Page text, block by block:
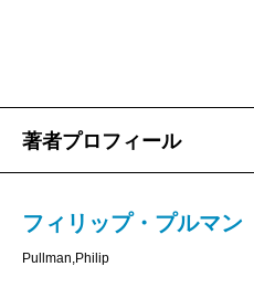
個人とそのダイモンの結
れるだけでひどい苦痛を伴
各地から子どもたちをさら
ながりを切断する実験を行
著者プロフィール
フィリップ・プルマン
Pullman,Philip